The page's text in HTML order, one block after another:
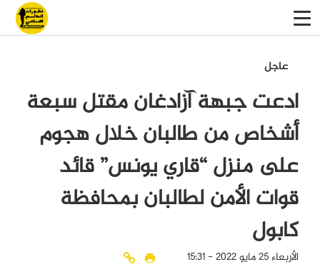
عاجل
ادعت جبهة آزادغان مقتل سبعة
أشخاص من طالبان خلال هجوم
على منزل “قاري يونس” قائد
قوات الأمن لطالبان بمحافظة
كابول
الأربعاء 25 مايو 2022 - 15:31